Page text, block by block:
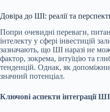
Довіра до ШІ: реалії та
Попри очевидні переваги,
інтелекту у сфері інвестицій
зазначають, що ШІ наразі не
фактор, зокрема, інтуїцію та
тенденцій. Однак, як
значний потенціал.
Ключові аспекти інтеграції ШІ